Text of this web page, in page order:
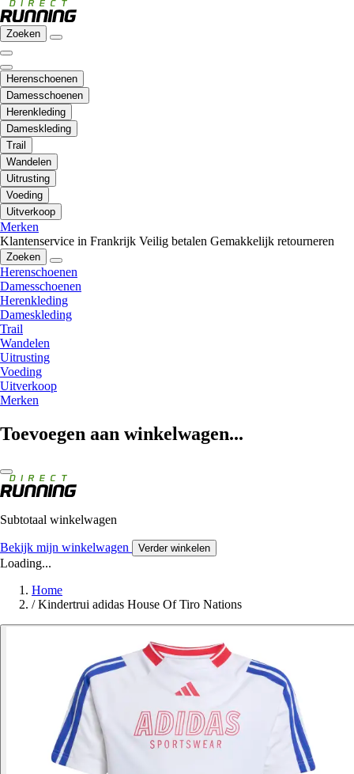
Zoeken
Herenschoenen
Damesschoenen
Herenkleding
Dameskleding
Trail
Wandelen
Uitrusting
Voeding
Uitverkoop
Merken
Klantenservice in Frankrijk Veilig betalen Gemakkelijk retourneren
Zoeken
Herenschoenen
Damesschoenen
Herenkleding
Dameskleding
Trail
Wandelen
Uitrusting
Voeding
Uitverkoop
Merken
Toevoegen aan winkelwagen...
Subtotaal winkelwagen
Bekijk mijn winkelwagen Verder winkelen
Loading...
Home
/ Kindertrui adidas House Of Tiro Nations